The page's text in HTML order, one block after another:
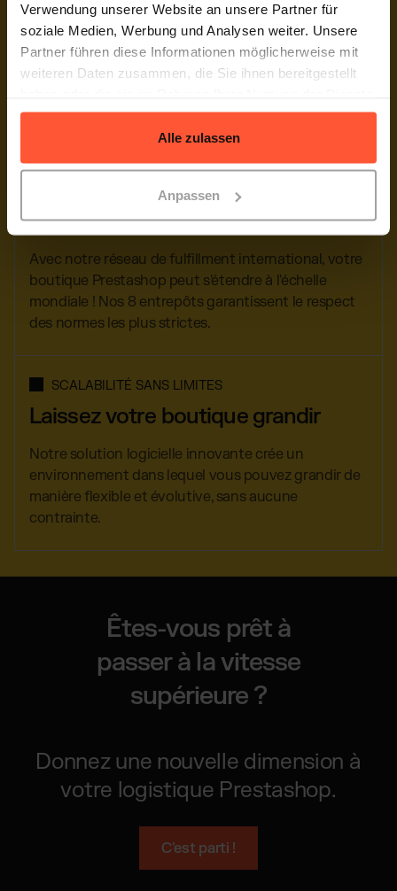
Verwendung unserer Website an unsere Partner für
soziale Medien, Werbung und Analysen weiter. Unsere
Partner führen diese Informationen möglicherweise mit
weiteren Daten zusammen, die Sie ihnen bereitgestellt
gesammelt haben.
Alle zulassen
Anpassen
CONNEXION DIRECTE
API Otto Market
Notre logiciel optimisé, le Quivo Connector, permet
une intégration idéale avec l'API Prestashop.
CONQUÉRIR DE NOUVEAUX MARCHÉS
Logistique internationale
Avec notre réseau de fulfillment international, votre
boutique Prestashop peut s'étendre à l'échelle
mondiale ! Nos 8 entrepôts garantissent le respect
des normes les plus strictes.
SCALABILITÉ SANS LIMITES
Laissez votre boutique grandir
Notre solution logicielle innovante crée un
environnement dans lequel vous pouvez grandir de
manière flexible et évolutive, sans aucune
contrainte.
Êtes-vous prêt à
passer à la vitesse
supérieure ?
Donnez une nouvelle dimension à
votre logistique Prestashop.
C'est parti !